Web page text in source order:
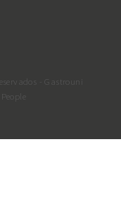
- Gastrouni